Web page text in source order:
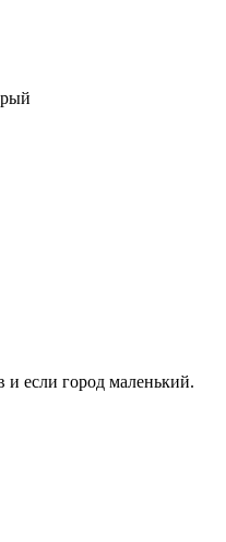
и если город маленький.